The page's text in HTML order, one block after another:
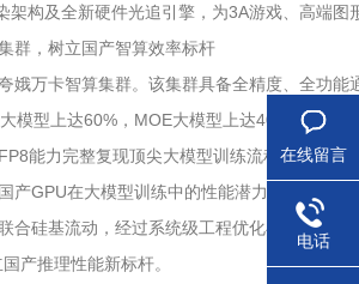
架构及全新硬件光追引擎，为3A游戏、高端图
群，树立国产智算效率标杆
娥万卡智算集群。该集群具备全精度、全功
模型上达60%，MOE大模型上达40%，有效
能力完整复现顶尖大模型训练流程，并在
产GPU在大模型训练中的性能潜力。
合硅基流动，经过系统级工程优化与FP8精
产推理性能新标杆。
在线留言
电话